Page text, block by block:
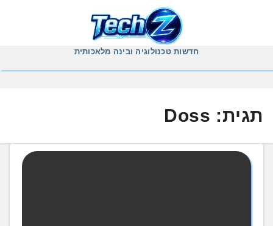
חדשות טכנולוגיה ובינה מלאכותית
תגית: Doss